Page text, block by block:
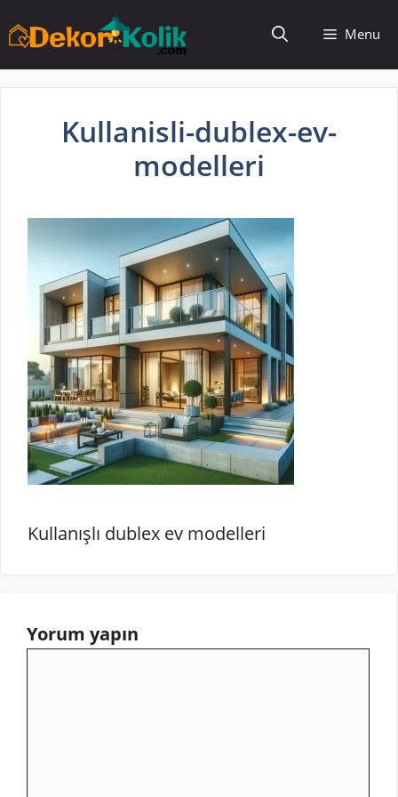
atla
Menu
Kullanisli-dublex-ev-
modelleri
Kullanışlı dublex ev modelleri
Yorum yapın